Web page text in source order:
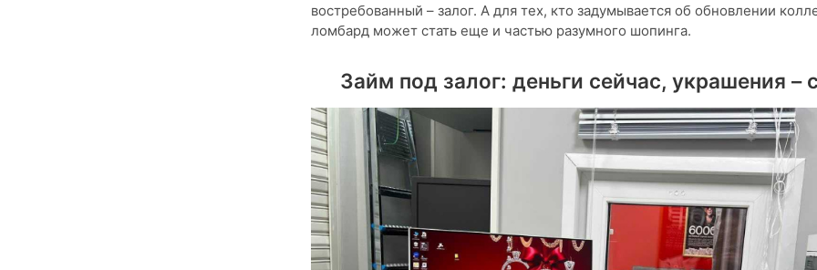
востребованный – залог. А для тех, кто задумывается об обновлении
ломбард может стать еще и частью разумного шопинга.
Займ под залог: деньги сейчас, украшения –